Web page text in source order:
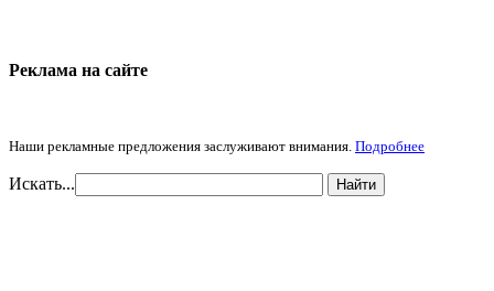
Реклама на cайте
Наши рекламные предложения заслуживают внимания. Подробнее
Искать... Найти